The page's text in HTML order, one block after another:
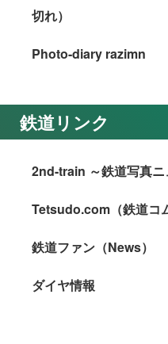
切れ）
Photo-diary razimn
鉄道リンク
2nd-train ～鉄道写真ニ
Tetsudo.com（鉄道コ
鉄道ファン（News）
ダイヤ情報